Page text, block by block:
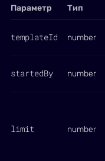
Параметр Тип
templateId number
startedBy number
limit number